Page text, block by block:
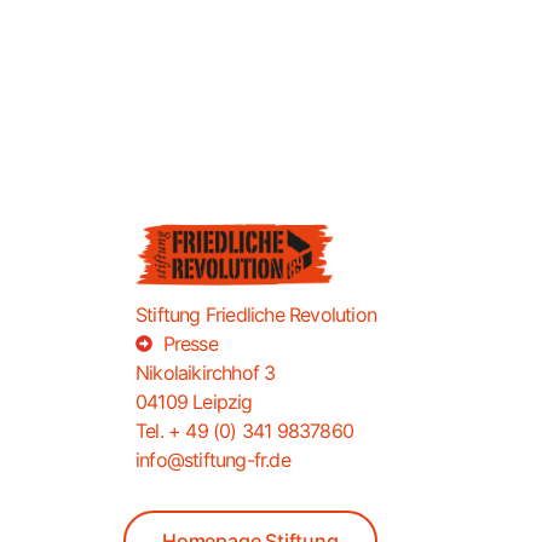
Stiftung Friedliche Revolution
Presse
Nikolaikirchhof 3
04109 Leipzig
Tel. + 49 (0) 341 9837860
info@stiftung-fr.de